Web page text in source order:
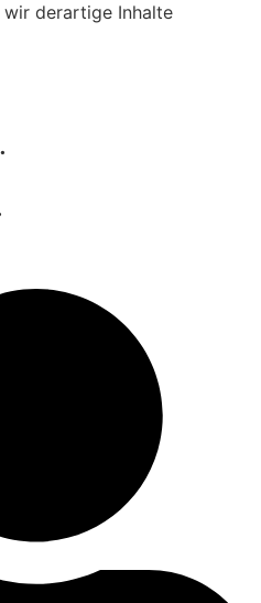
wir derartige Inhalte